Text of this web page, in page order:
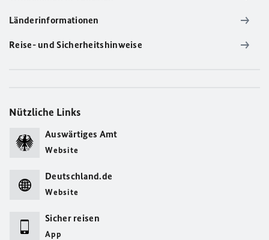
Länderinformationen
Reise- und Sicherheitshinweise
Nützliche Links
Auswärtiges Amt
Website
Deutschland.de
Website
Sicher reisen
App